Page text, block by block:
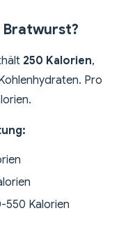
Bratwurst?
250 Kalorien,
Pro
550 Kalorien